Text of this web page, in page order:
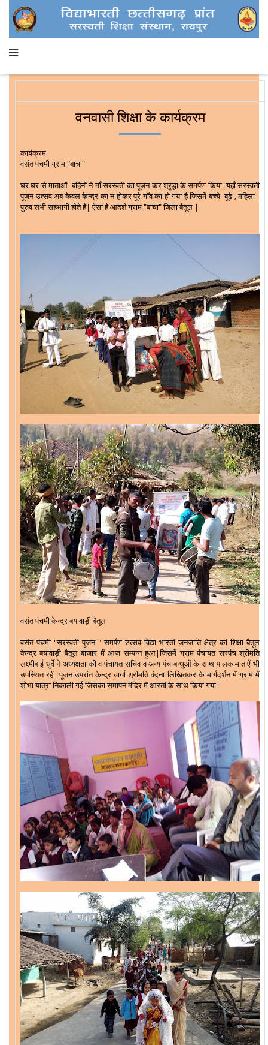
वनवासी शिक्षा के कार्यक्रम
कार्यक्रम
वसंत पंचमी ग्राम "बाचा"
घर घर से माताओं- बहिनों ने माँ सरस्वती का पूजन कर श्रृद्धा के समर्पण किया|यहाँ सरस्वती
पूजन उत्सव अब केवल केन्द्र का न होकर पूरे गाँव का हो गया है जिसमें बच्चे- बूढ़े , महिला -
पुरुष सभी सहभागी होते हैं| ऐसा है आदर्श ग्राम "बाचा" जिला बैतूल |
वसंत पंचमी केन्द्र बयावाड़ी बैतूल
वसंत पंचमी "सरस्वती पूजन " समर्पण उत्सव विद्या भारती जनजाति क्षेत्र की शिक्षा बैतूल
केन्द्र बयावाड़ी बैतूल बाजार में आज सम्पन्न हुआ|जिसमें ग्राम पंचायत सरपंच श्रीमति
लक्ष्मीबाई धुर्वे ने अध्यक्षता की व पंचायत सचिव व अन्य पंच बन्धुओं के साथ पालक माताऐं भी
उपस्थित रही|पूजन उपरांत केन्द्राचार्या श्रीमति वंदना लिखितकर के मार्गदर्शन में ग्राम में
शोभा यात्रा निकाली गई जिसका समापन मंदिर में आरती के साथ किया गया|